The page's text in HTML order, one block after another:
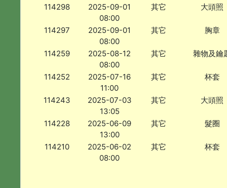
114298
2025-09-01
08:00
其它 大頭照
114297
2025-09-01
08:00
其它 胸章
114259
2025-08-12
08:00
其它 雜物及鑰
114252
2025-07-16
11:00
其它 杯套
114243
2025-07-03
13:05
其它 大頭照
114228
2025-06-09
13:00
其它 髮圈
114210
2025-06-02
08:00
其它 杯套